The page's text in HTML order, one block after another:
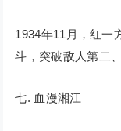
1934年11月，红一
斗，突破敌人第二
七. 血漫湘江